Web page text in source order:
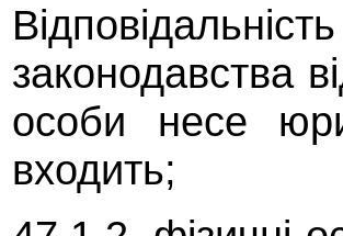
законодавства
особи несе
входить;